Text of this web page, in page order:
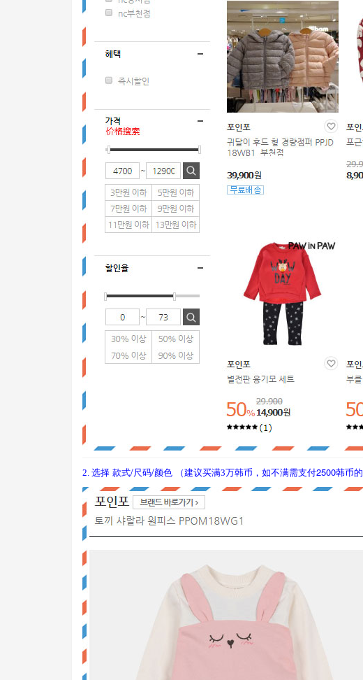
2. 选择 款式/尺码/颜色 （建议买满3万韩币，如不满需支付2500韩币